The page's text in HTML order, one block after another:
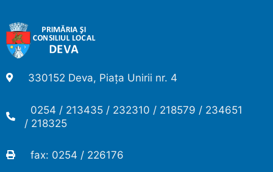
330152 Deva, Piața Unirii nr. 4
0254 / 213435 / 232310 / 218579 / 234651
/ 218325
fax: 0254 / 226176